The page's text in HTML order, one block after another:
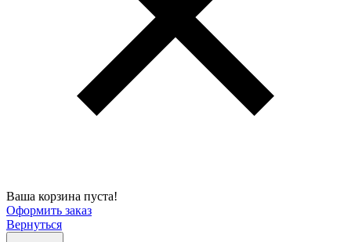
Ваша корзина пуста!
Оформить заказ
Вернуться